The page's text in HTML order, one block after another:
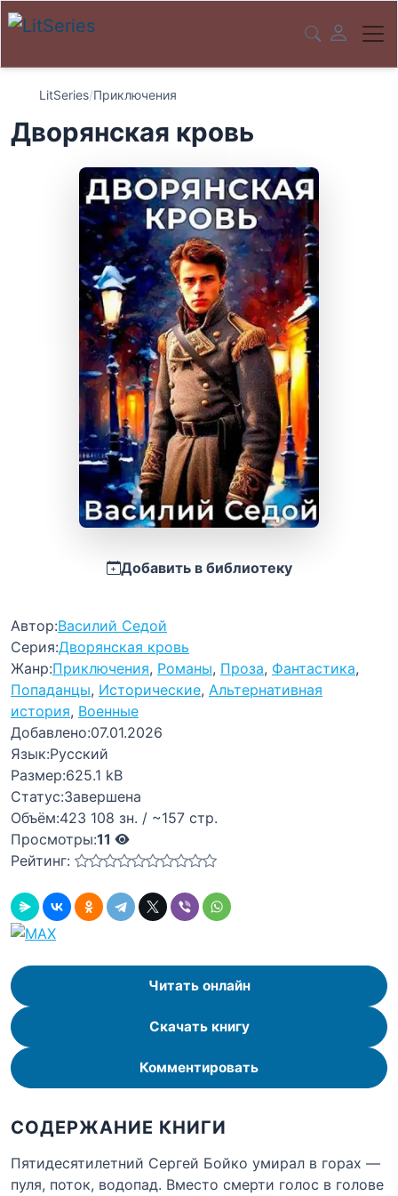
LitSeries/Приключения
Дворянская кровь
Добавить в библиотеку
Автор:Василий Седой
Серия:Дворянская кровь
Жанр:Приключения, Романы, Проза, Фантастика,
Попаданцы, Исторические, Альтернативная
история, Военные
Добавлено:07.01.2026
Язык:Русский
Размер:625.1 kB
Статус:Завершена
Объём:423 108 зн. / ~157 стр.
Просмотры:11
Рейтинг:
Читать онлайн
Скачать книгу
Комментировать
СОДЕРЖАНИЕ КНИГИ
Пятидесятилетний Сергей Бойко умирал в горах —
пуля, поток, водопад. Вместо смерти голос в голове